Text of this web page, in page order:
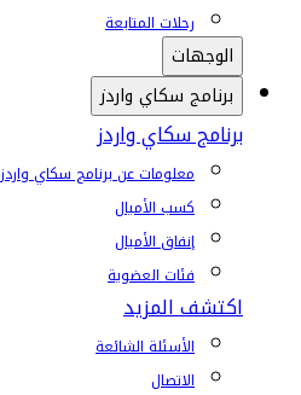
رحلات المتابعة
الوجهات
برنامج سكاي واردز
برنامج سكاي واردز
معلومات عن برنامج سكاي واردز
كسب الأميال
إنفاق الأميال
فئات العضوية
اكتشف المزيد
الأسئلة الشائعة
الاتصال